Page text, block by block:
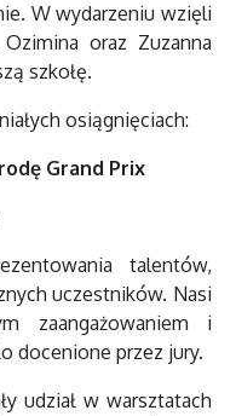
W wydarzeniu wzięli
oraz Zuzanna
szkołę.
osiągnięciach:
Grand Prix
talentów,
uczestników. Nasi
zaangażowaniem i
docenione przez jury.
udział w warsztatach